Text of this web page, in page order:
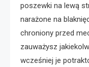
poszewki na lewą
narażone na
chroniony przed
zauważysz
wcześniej je